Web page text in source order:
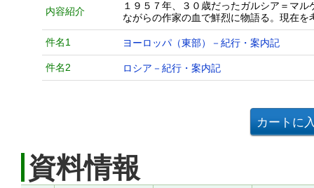
内容紹介
１９５７年、３０歳だったガルシア＝マ
ながらの作家の血で鮮烈に物語る。現在
件名1 ヨーロッパ（東部）－紀行・案内記
件名2 ロシア－紀行・案内記
資料情報